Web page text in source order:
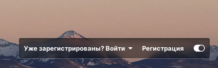
Уже зарегистрированы? Войти Регистрация